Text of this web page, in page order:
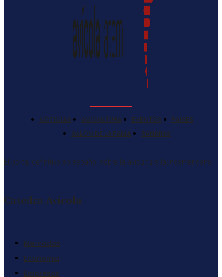
NOTICIAS AVICULTURA EVENTOS
PAISES
SALÓN DE LA FAMA
RANKING
El portal definitivo en español sobre la avicultura latinoamericana
Catedra Avícola
Mercados
Economia
Empresas